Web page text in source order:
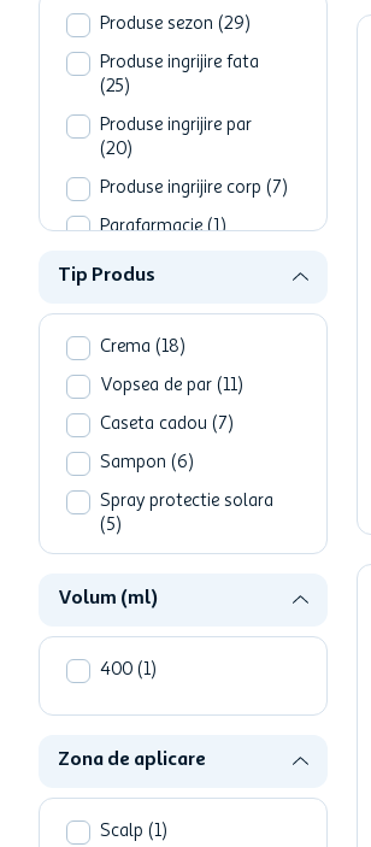
Produse sezon (29 )
Produse ingrijire fata
(25 )
Produse ingrijire par
(20)
Produse ingrijire corp ( 7 )
Parafarmacie (1)
Tip Produs
Crema (18 )
Vopsea de par (11)
Caseta cadou ( 7 )
Sampon (6 )
Spray protectie solara
( 5 )
Lotiune protectie solara
Tratament corp
plaja (2)
Volum (ml)
400 (1)
Zona de aplicare
Scalp (1)